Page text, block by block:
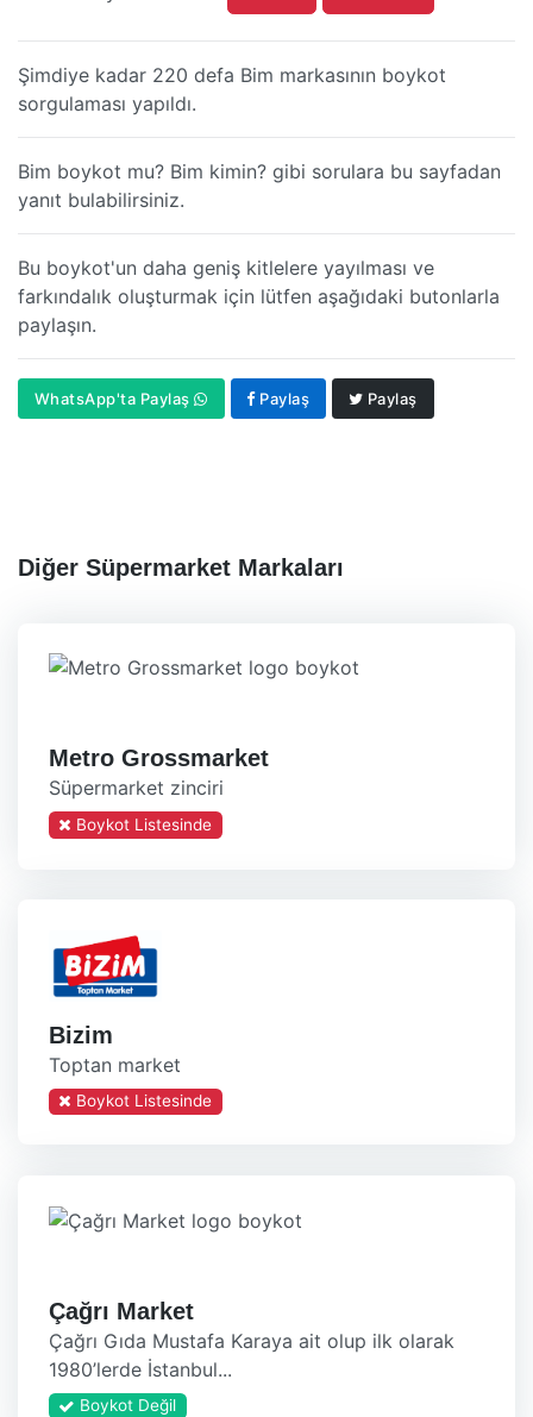
Şimdiye kadar 220 defa Bim markasının boykot
sorgulaması yapıldı.
Bim boykot mu? Bim kimin? gibi sorulara bu sayfadan
yanıt bulabilirsiniz.
Bu boykot'un daha geniş kitlelere yayılması ve
farkındalık oluşturmak için lütfen aşağıdaki butonlarla
paylaşın.
WhatsApp'ta Paylaş Paylaş Paylaş
Diğer Süpermarket Markaları
Metro Grossmarket
Süpermarket zinciri
Boykot Listesinde
Bizim
Toptan market
Boykot Listesinde
Çağrı Market
Çağrı Gıda Mustafa Karaya ait olup ilk olarak
1980’lerde İstanbul...
Boykot Değil